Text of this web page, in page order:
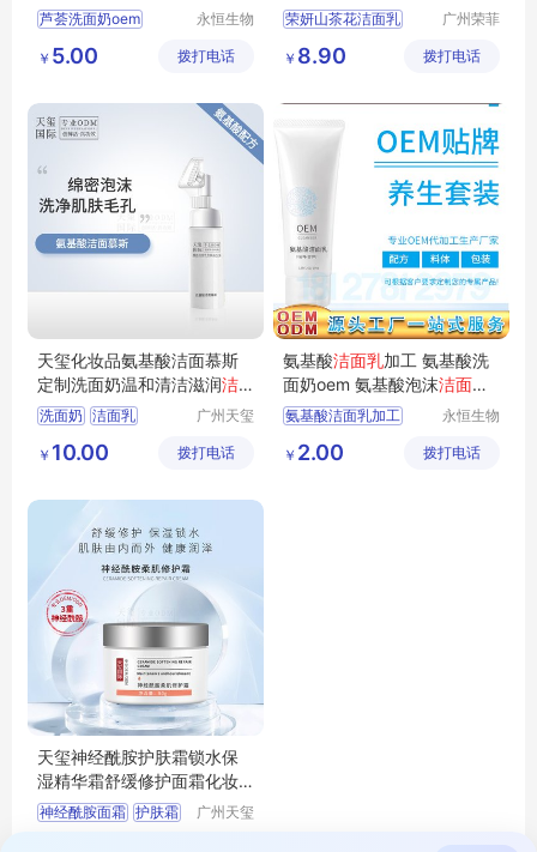
芦荟洗面奶oem
氨基酸芦荟洁面乳贴牌
广东芦荟产品生产厂家
永恒生物
（广州）
￥ 5.00 拨打电话
制
荣妍山茶花洁面乳
不刺激洁面乳
洁面乳批发
广州荣菲
有限公司
￥ 8.90 拨打电话
天玺化妆品氨基酸洁面慕斯
定制洗面奶温和清洁滋润洁
面乳OEM代工
洗面奶 洁面乳
洗面奶OEM
广州天玺
有限公司
￥ 10.00 拨打电话
氨基酸洁面乳加工 氨基酸洗
面奶oem 氨基酸泡沫洁面乳
贴牌生产厂
氨基酸洁面乳加工
永恒生物
（广州）
￥ 2.00 拨打电话
天玺神经酰胺护肤霜锁水保
湿精华霜舒缓修护面霜化妆
品OEM代加工
神经酰胺面霜 护肤霜
广州天玺